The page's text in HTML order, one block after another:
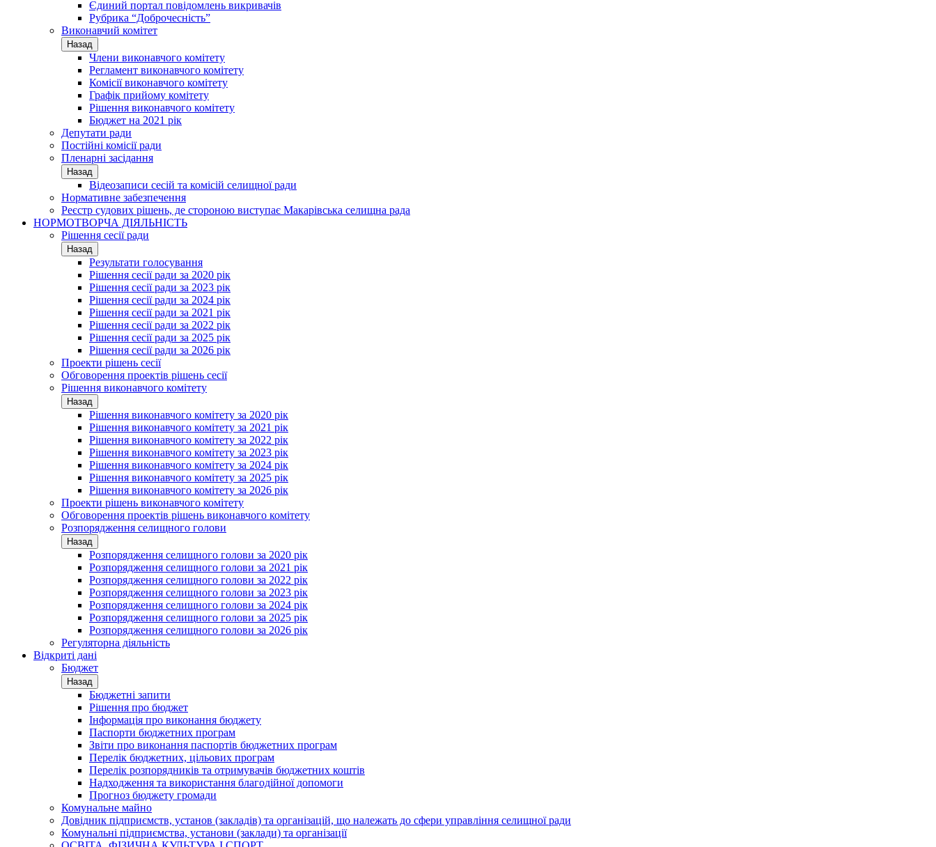
Єдиний портал повідомлень викривачів
Рубрика “Доброчесність”
Виконавчий комітет
Назад
Члени виконавчого комітету
Регламент виконавчого комітету
Комісії виконавчого комітету
Графік прийому комітету
Рішення виконавчого комітету
Бюджет на 2021 рік
Депутати ради
Постійні комісії ради
Пленарні засідання
Назад
Відеозаписи сесій та комісій селищної ради
Нормативне забезпечення
Реєстр судових рішень, де стороною виступає Макарівська селищна рада
НОРМОТВОРЧА ДІЯЛЬНІСТЬ
Рішення сесії ради
Назад
Результати голосування
Рішення сесії ради за 2020 рік
Рішення сесії ради за 2023 рік
Рішення сесії ради за 2024 рік
Рішення сесії ради за 2021 рік
Рішення сесії ради за 2022 рік
Рішення сесії ради за 2025 рік
Рішення сесії ради за 2026 рік
Проекти рішень сесії
Обговорення проектів рішень сесії
Рішення виконавчого комітету
Назад
Рішення виконавчого комітету за 2020 рік
Рішення виконавчого комітету за 2021 рік
Рішення виконавчого комітету за 2022 рік
Рішення виконавчого комітету за 2023 рік
Рішення виконавчого комітету за 2024 рік
Рішення виконавчого комітету за 2025 рік
Рішення виконавчого комітету за 2026 рік
Проекти рішень виконавчого комітету
Обговорення проектів рішень виконавчого комітету
Розпорядження селищного голови
Назад
Розпорядження селищного голови за 2020 рік
Розпорядження селищного голови за 2021 рік
Розпорядження селищного голови за 2022 рік
Розпорядження селищного голови за 2023 рік
Розпорядження селищного голови за 2024 рік
Розпорядження селищного голови за 2025 рік
Розпорядження селищного голови за 2026 рік
Регуляторна діяльність
Відкриті дані
Бюджет
Назад
Бюджетні запити
Рішення про бюджет
Інформація про виконання бюджету
Паспорти бюджетних програм
Звіти про виконання паспортів бюджетних програм
Перелік бюджетних, цільових програм
Перелік розпорядників та отримувачів бюджетних коштів
Надходження та використання благодійної допомоги
Прогноз бюджету громади
Комунальне майно
Довідник підприємств, установ (закладів) та організацій, що належать до сфери управління селищної ради
Комунальні підприємства, установи (заклади) та організації